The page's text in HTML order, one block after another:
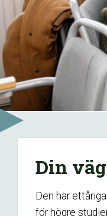
Din
Den här
för högre